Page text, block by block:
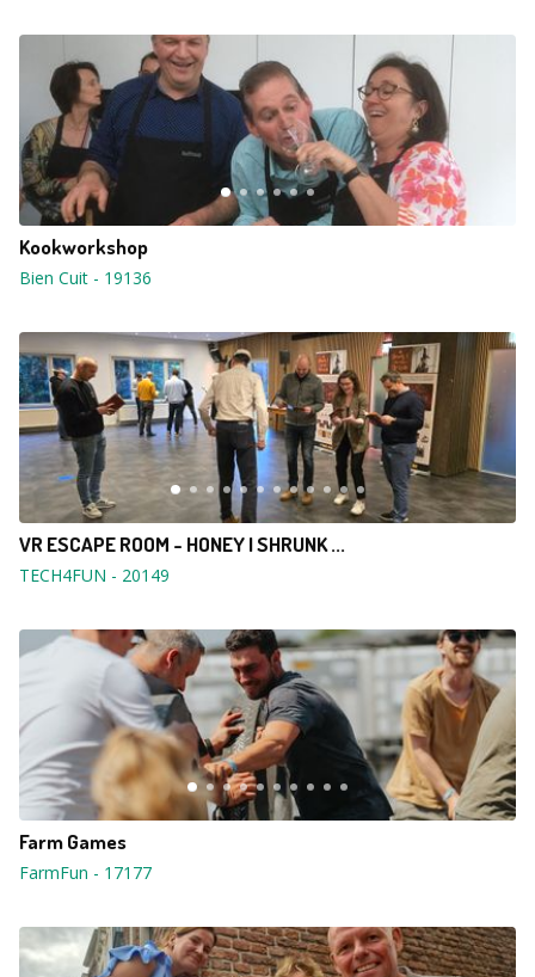
Kookworkshop
Bien Cuit - 19136
VR ESCAPE ROOM - HONEY I SHRUNK ...
TECH4FUN - 20149
Farm Games
FarmFun - 17177